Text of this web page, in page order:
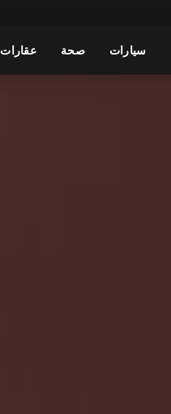
سيارات صحة عقارات